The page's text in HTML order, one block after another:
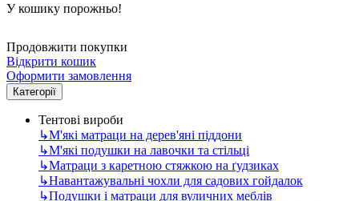
У кошику порожньо!
Продовжити покупки
Відкрити кошик
Оформити замовлення
Категорії
Тентові вироби
↳М'які матраци на дерев'яні піддони
↳М'які подушки на лавочки та стільці
↳Матраци з каретною стяжкою на ґудзиках
↳Навантажувальні чохли для садових гойдалок
↳Подушки і матраци для вуличних меблів